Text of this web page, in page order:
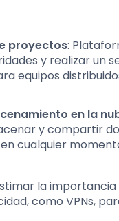
proyectos:
y realizar un
equipos
en la
y compartir
cualquier
la
como VPNs,